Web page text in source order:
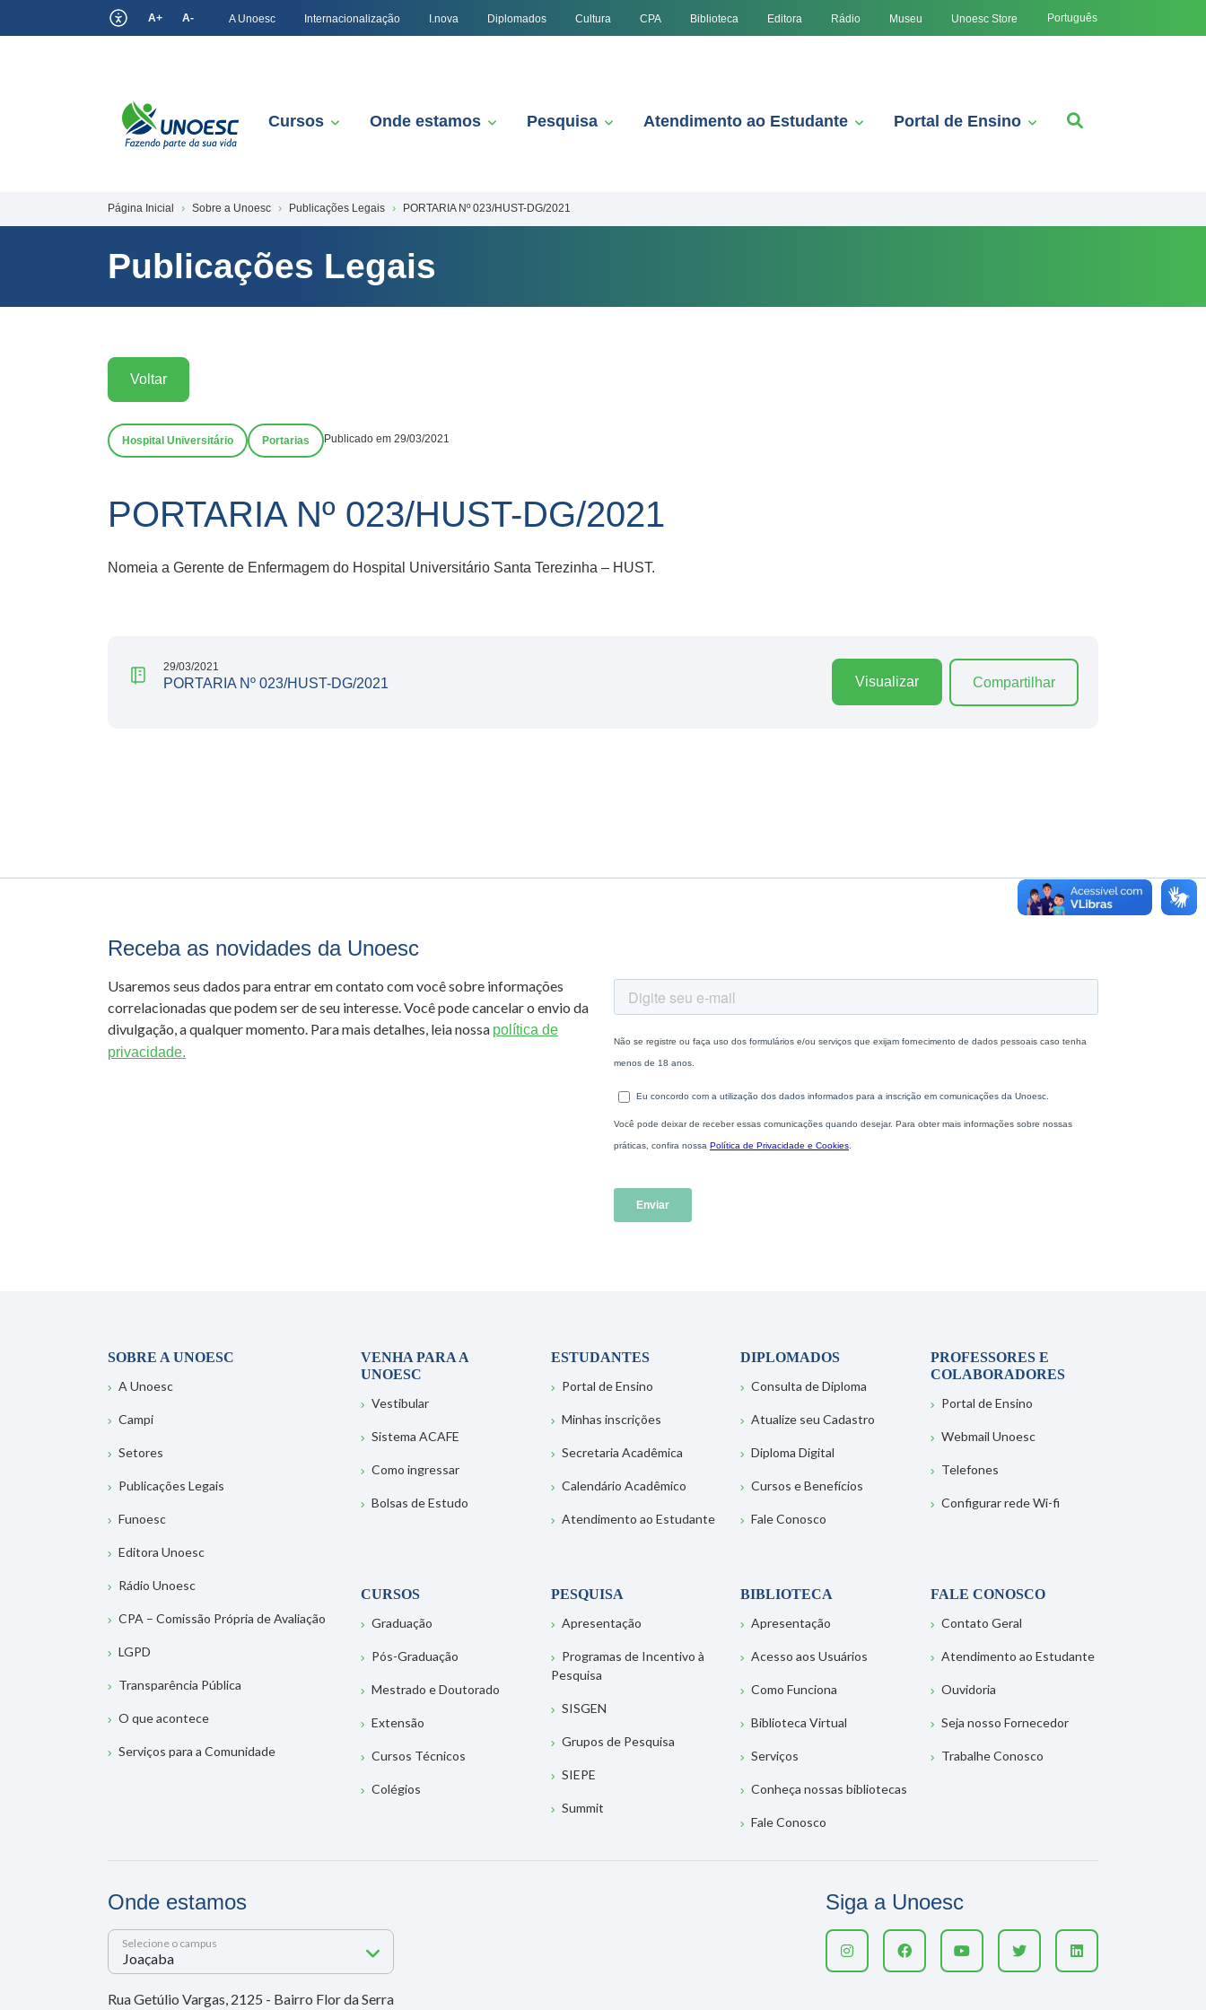
A+ A- A Unoesc Internacionalização I.nova Diplomados Cultura CPA Biblioteca Editora Rádio Museu Unoesc Store Português
Cursos Onde estamos Pesquisa Atendimento ao Estudante Portal de Ensino
Página Inicial Sobre a Unoesc Publicações Legais PORTARIA Nº 023/HUST-DG/2021
Publicações Legais
Voltar
Hospital Universitário Portarias Publicado em 29/03/2021
PORTARIA Nº 023/HUST-DG/2021
Nomeia a Gerente de Enfermagem do Hospital Universitário Santa Terezinha – HUST.
29/03/2021
PORTARIA Nº 023/HUST-DG/2021 Visualizar Compartilhar
Receba as novidades da Unoesc
Usaremos seus dados para entrar em contato com você sobre informações
correlacionadas que podem ser de seu interesse. Você pode cancelar o envio da
divulgação, a qualquer momento. Para mais detalhes, leia nossa política de
privacidade.
SOBRE A UNOESC
A Unoesc
Campi
Setores
Publicações Legais
Funoesc
Editora Unoesc
Rádio Unoesc
CPA – Comissão Própria de Avaliação
LGPD
Transparência Pública
O que acontece
Serviços para a Comunidade
VENHA PARA A
UNOESC
Vestibular
Sistema ACAFE
Como ingressar
Bolsas de Estudo
ESTUDANTES
Portal de Ensino
Minhas inscrições
Secretaria Acadêmica
Calendário Acadêmico
Atendimento ao Estudante
DIPLOMADOS
Consulta de Diploma
Atualize seu Cadastro
Diploma Digital
Cursos e Benefícios
Fale Conosco
PROFESSORES E
COLABORADORES
Portal de Ensino
Webmail Unoesc
Telefones
Configurar rede Wi-fi
CURSOS
Graduação
Pós-Graduação
Mestrado e Doutorado
Extensão
Cursos Técnicos
Colégios
PESQUISA
Apresentação
Programas de Incentivo à
Pesquisa
SISGEN
Grupos de Pesquisa
SIEPE
Summit
BIBLIOTECA
Apresentação
Acesso aos Usuários
Como Funciona
Biblioteca Virtual
Serviços
Conheça nossas bibliotecas
Fale Conosco
FALE CONOSCO
Contato Geral
Atendimento ao Estudante
Ouvidoria
Seja nosso Fornecedor
Trabalhe Conosco
Onde estamos
Selecione o campus
Rua Getúlio Vargas, 2125 - Bairro Flor da Serra
Siga a Unoesc